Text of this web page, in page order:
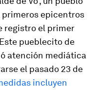
primeros epicentros
registro el primer
pueblecito de
atención mediática
el pasado 23 de
incluyen